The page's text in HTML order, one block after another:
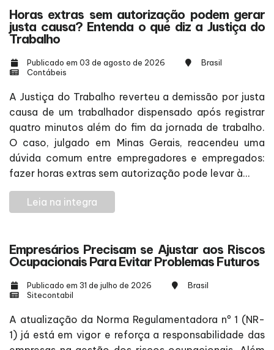
Horas extras sem autorização podem gerar
justa causa? Entenda o que diz a Justiça do
Trabalho
Publicado em 03 de agosto de 2026
Brasil
Contábeis
A Justiça do Trabalho reverteu a demissão por justa
causa de um trabalhador dispensado após registrar
quatro minutos além do fim da jornada de trabalho.
O caso, julgado em Minas Gerais, reacendeu uma
dúvida comum entre empregadores e empregados:
fazer horas extras sem autorização pode levar à...
Leia na integra
Empresários Precisam se Ajustar aos Riscos
Ocupacionais Para Evitar Problemas Futuros
Publicado em 31 de julho de 2026
Brasil
Sitecontabil
A atualização da Norma Regulamentadora nº 1 (NR-
1) já está em vigor e reforça a responsabilidade das